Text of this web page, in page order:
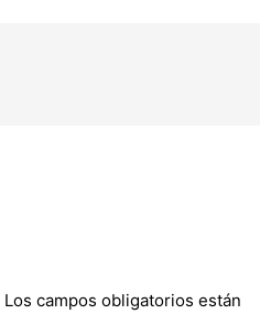
Los campos obligatorios están